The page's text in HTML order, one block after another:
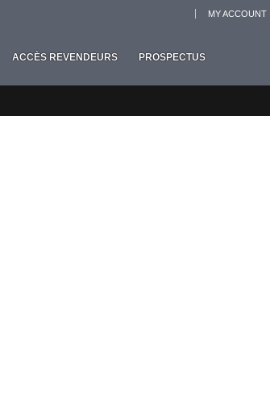
MY ACCOUNT
ACCÈS REVENDEURS PROSPECTUS